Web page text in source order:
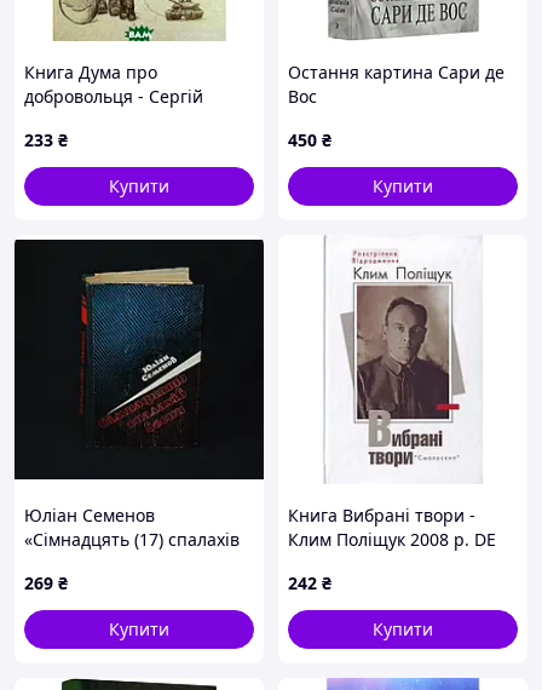
Книга Дума про
добровольця - Сергій
233 ₴
Купити
Остання картина Сари де
Вос
450 ₴
Купити
Юліан Семенов
«Сімнадцять (17) спалахів
Бомба для голови»
269 ₴
Купити
Книга Вибрані твори -
Клим Поліщук 2008 р. DE
242 ₴
Купити